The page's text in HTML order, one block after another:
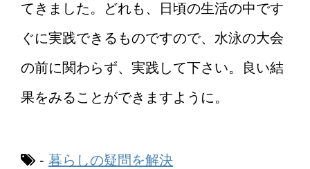
てきました。どれも、日頃の生活の中です
ぐに実践できるものですので、水泳の大会
の前に関わらず、実践して下さい。良い結
果をみることができますように。
- 暮らしの疑問を解決